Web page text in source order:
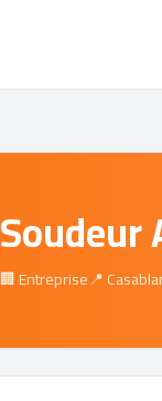
Soudeur
🏢 Entreprise📍